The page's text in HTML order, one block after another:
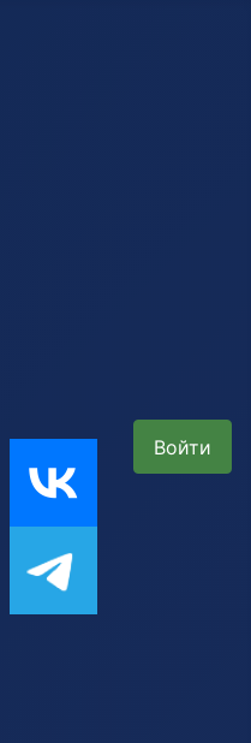
Войти